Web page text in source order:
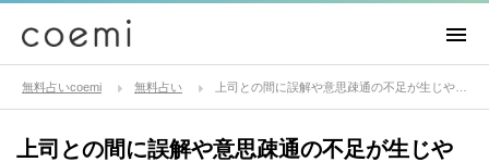
無料占いcoemi 無料占い
上司との間に誤解や意思疎通の不足が生じや